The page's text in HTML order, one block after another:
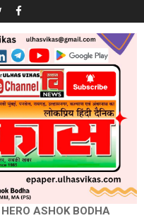
HERO ASHOK BODHA